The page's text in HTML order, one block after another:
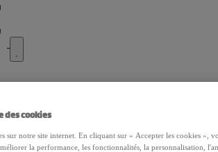
des cookies
sur notre site internet. En cliquant sur « Accepter les cookies »,
la performance, les fonctionnalités, la personnalisation,